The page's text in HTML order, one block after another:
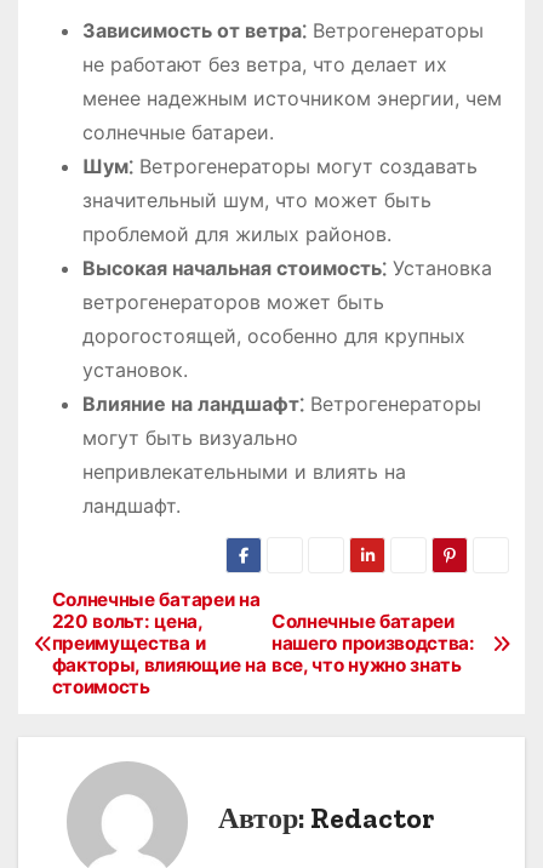
Зависимость от ветра⁚Ветрогенераторы
не работают без ветра, что делает их
менее надежным источником энергии, чем
солнечные батареи.
Шум⁚Ветрогенераторы могут создавать
значительный шум, что может быть
проблемой для жилых районов.
Высокая начальная стоимость⁚Установка
ветрогенераторов может быть
дорогостоящей, особенно для крупных
установок.
Влияние на ландшафт⁚Ветрогенераторы
могут быть визуально
непривлекательными и влиять на
ландшафт.
Н
а
Солнечные батареи
нашего производства:
все, что нужно знать
Солнечные батареи на
220 вольт: цена,
преимущества и
факторы, влияющие на
стоимость
Автор: Redactor